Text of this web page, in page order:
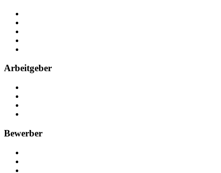
Arbeitgeber
Bewerber